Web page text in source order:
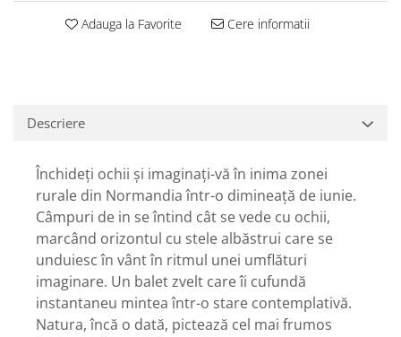
Adauga la Favorite Cere informatii
Descriere
Închideți ochii și imaginați-vă în inima zonei
rurale din Normandia într-o dimineață de iunie.
Câmpuri de in se întind cât se vede cu ochii,
marcând orizontul cu stele albăstrui care se
unduiesc în vânt în ritmul unei umflături
imaginare. Un balet zvelt care îi cufundă
instantaneu mintea într-o stare contemplativă.
Natura, încă o dată, pictează cel mai frumos